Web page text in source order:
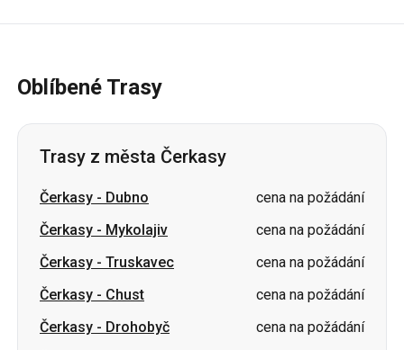
Oblíbené Trasy
Trasy z města Čerkasy
Čerkasy - Dubno
cena na požádání
Čerkasy - Mykolajiv
cena na požádání
Čerkasy - Truskavec
cena na požádání
Čerkasy - Chust
cena na požádání
Čerkasy - Drohobyč
cena na požádání